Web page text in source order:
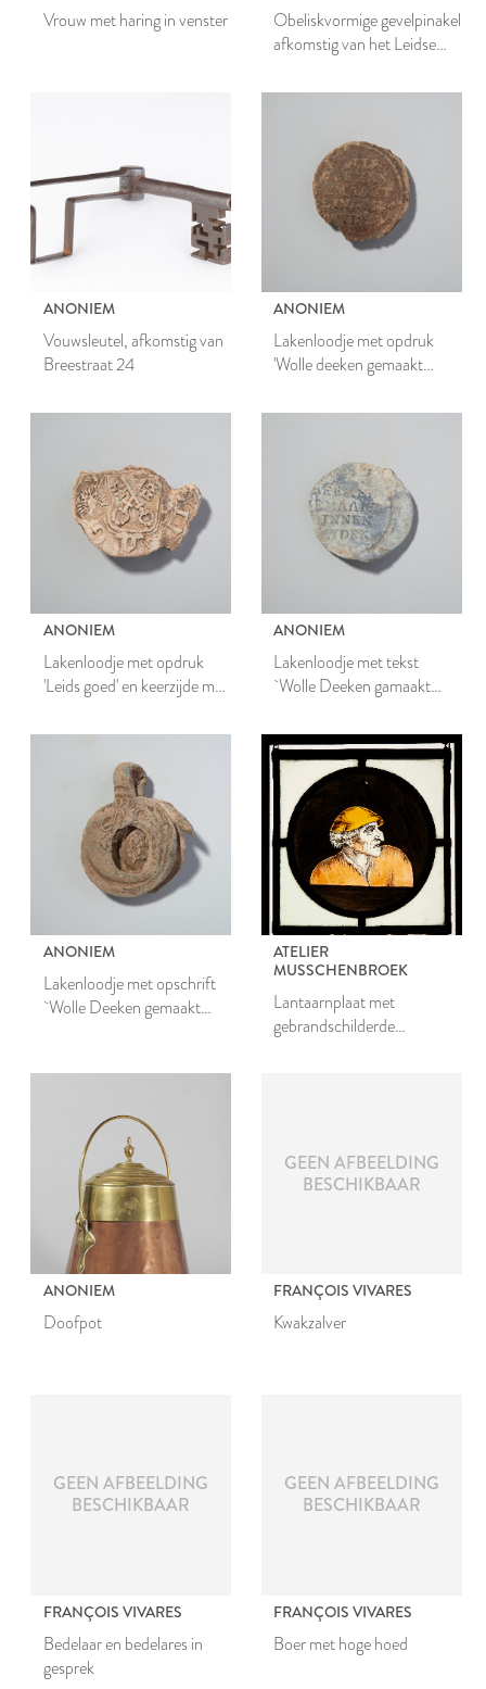
Vrouw met haring in venster
Obeliskvormige gevelpinakel
afkomstig van het Leidse
ANONIEM
Vouwsleutel, afkomstig van
Breestraat 24
ANONIEM
Lakenloodje met opdruk
'Wolle deeken gemaakt
ANONIEM
Lakenloodje met opdruk
'Leids goed' en keerzijde met
ANONIEM
Lakenloodje met tekst
`Wolle Deeken gamaakt
ANONIEM
Lakenloodje met opschrift
`Wolle Deeken gemaakt
ATELIER
MUSSCHENBROEK
Lantaarnplaat met
gebrandschilderde
ANONIEM
Doofpot
GEEN AFBEELDING
BESCHIKBAAR
FRANÇOIS VIVARES
Kwakzalver
GEEN AFBEELDING
BESCHIKBAAR
FRANÇOIS VIVARES
Bedelaar en bedelares in
gesprek
GEEN AFBEELDING
BESCHIKBAAR
FRANÇOIS VIVARES
Boer met hoge hoed